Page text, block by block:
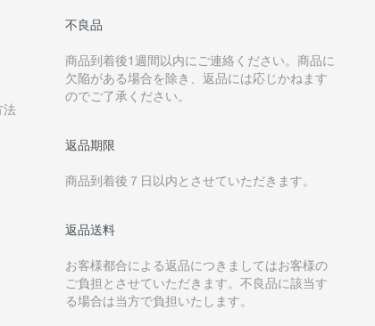
法
不良品
商品到着後1週間以内にご連絡ください。商品に
欠陥がある場合を除き、返品には応じかねます
のでご了承ください。
返品期限
商品到着後７日以内とさせていただきます。
返品送料
お客様都合による返品につきましてはお客様の
ご負担とさせていただきます。不良品に該当す
る場合は当方で負担いたします。